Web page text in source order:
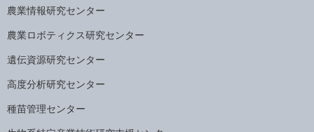
農業情報研究センター
農業ロボティクス研究センター
遺伝資源研究センター
高度分析研究センター
種苗管理センター